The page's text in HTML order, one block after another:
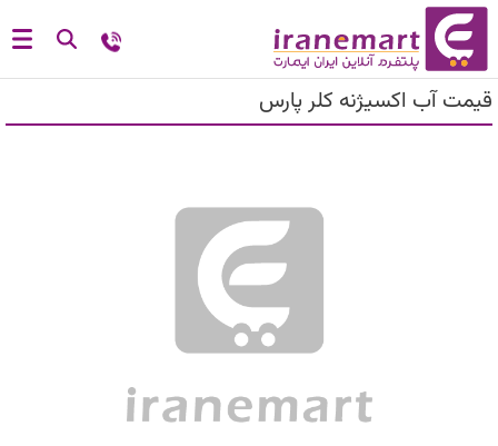
قیمت آب اکسیژنه کلر پارس